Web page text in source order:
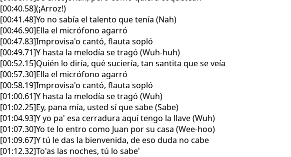
[00:40.58](¡Arroz!)
[00:41.48]Yo no sabía el talento que tenía (Nah)
[00:46.90]Ella el micrófono agarró
[00:47.83]Improvisa'o cantó, flauta sopló
[00:49.71]Y hasta la melodía se tragó (Wuh-huh)
[00:52.15]Quién lo diría, qué suciería, tan santita que se veía
[00:57.30]Ella el micrófono agarró
[00:58.19]Improvisa'o cantó, flauta sopló
[01:00.61]Y hasta la melodía se tragó (Wuh)
[01:02.25]Ey, pana mía, usted sí que sabe (Sabe)
[01:04.93]Y yo pa' esa cerradura aquí tengo la llave (Wuh)
[01:07.30]Yo te lo entro como Juan por su casa (Wee-hoo)
[01:09.67]Y tú le das la bienvenida, de eso duda no cabe
[01:12.32]To'as las noches, tú lo sabe'